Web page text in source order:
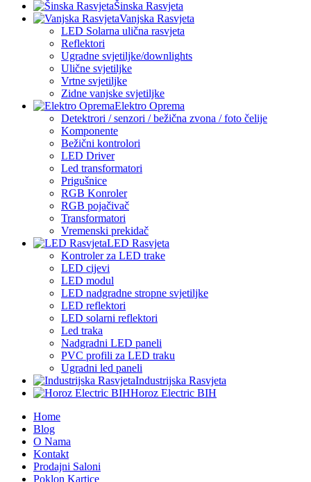
Šinska Rasvjeta
Vanjska Rasvjeta
LED Solarna ulična rasvjeta
Reflektori
Ugradne svjetiljke/downlights
Ulične svjetiljke
Vrtne svjetiljke
Zidne vanjske svjetiljke
Elektro Oprema
Detektrori / senzori / bežična zvona / foto čelije
Komponente
Bežični kontrolori
LED Driver
Led transformatori
Prigušnice
RGB Konroler
RGB pojačivač
Transformatori
Vremenski prekidač
LED Rasvjeta
Kontroler za LED trake
LED cijevi
LED modul
LED nadgradne stropne svjetiljke
LED reflektori
LED solarni reflektori
Led traka
Nadgradni LED paneli
PVC profili za LED traku
Ugradni led paneli
Industrijska Rasvjeta
Horoz Electric BIH
Home
Blog
O Nama
Kontakt
Prodajni Saloni
Poklon Kartice